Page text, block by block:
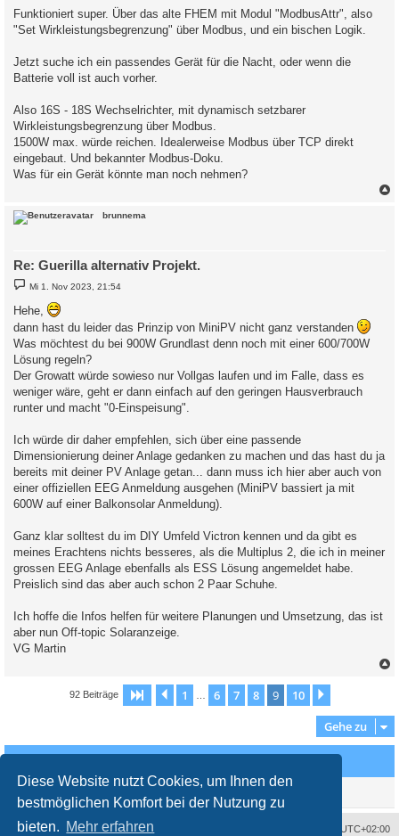
Diese Website nutzt Cookies, um Ihnen den
bestmöglichen Komfort bei der Nutzung zu
bieten. Mehr erfahren
Funktioniert super. Über das alte FHEM mit Modul "ModbusAttr", also
"Set Wirkleistungsbegrenzung" über Modbus, und ein bischen Logik.
Jetzt suche ich ein passendes Gerät für die Nacht, oder wenn die
Batterie voll ist auch vorher.
Also 16S - 18S Wechselrichter, mit dynamisch setzbarer
Wirkleistungsbegrenzung über Modbus.
1500W max. würde reichen. Idealerweise Modbus über TCP direkt
eingebaut. Und bekannter Modbus-Doku.
Was für ein Gerät könnte man noch nehmen?
brunnema
Re: Guerilla alternativ Projekt.
B
e
t
r
g
Mi 1. Nov 2023, 21:54
Hehe,
dann hast du leider das Prinzip von MiniPV nicht ganz verstanden
Was möchtest du bei 900W Grundlast denn noch mit einer 600/700W
Lösung regeln?
Der Growatt würde sowieso nur Vollgas laufen und im Falle, dass es
weniger wäre, geht er dann einfach auf den geringen Hausverbrauch
runter und macht "0-Einspeisung".
Ich würde dir daher empfehlen, sich über eine passende
Dimensionierung deiner Anlage gedanken zu machen und das hast du ja
bereits mit deiner PV Anlage getan... dann muss ich hier aber auch von
einer offiziellen EEG Anmeldung ausgehen (MiniPV bassiert ja mit
600W auf einer Balkonsolar Anmeldung).
Ganz klar solltest du im DIY Umfeld Victron kennen und da gibt es
meines Erachtens nichts besseres, als die Multiplus 2, die ich in meiner
grossen EEG Anlage ebenfalls als ESS Lösung angemeldet habe.
Preislich sind das aber auch schon 2 Paar Schuhe.
Ich hoffe die Infos helfen für weitere Planungen und Umsetzung, das ist
aber nun Off-topic Solaranzeige.
VG Martin
o
e
92 Beiträge Seite von 10
Vorherige
1 6 7 8 9 10
Gehe zu
UTC+02:00
Impressum